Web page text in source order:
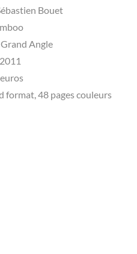
Bouet
Angle
format, 48 pages couleurs